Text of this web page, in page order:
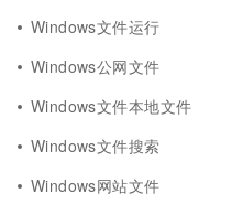
Windows文件运行
Windows公网文件
Windows文件本地文件
Windows文件搜索
Windows网站文件